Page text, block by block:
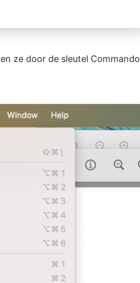
ze door de sleutel Commando